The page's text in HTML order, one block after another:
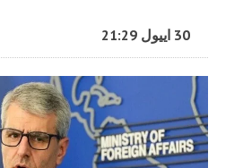
30 اییول 21:29